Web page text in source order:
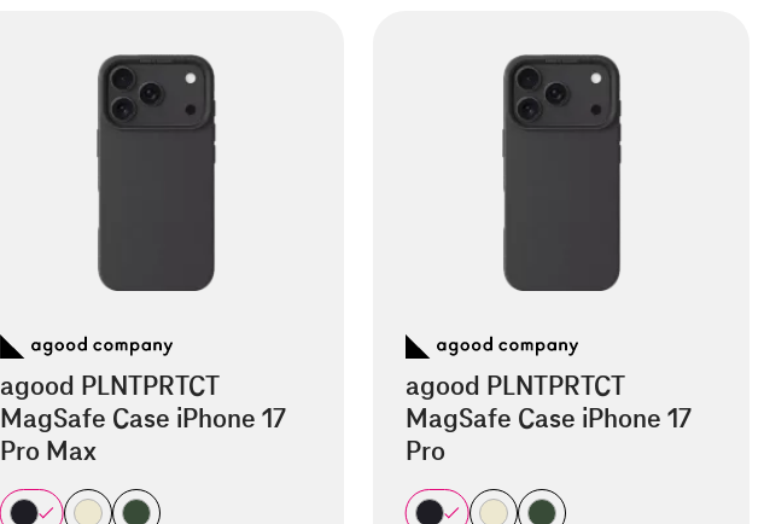
agood PLNTPRTCT
MagSafe Case iPhone 17
Pro Max
agood PLNTPRTCT
MagSafe Case iPhone 17
Pro